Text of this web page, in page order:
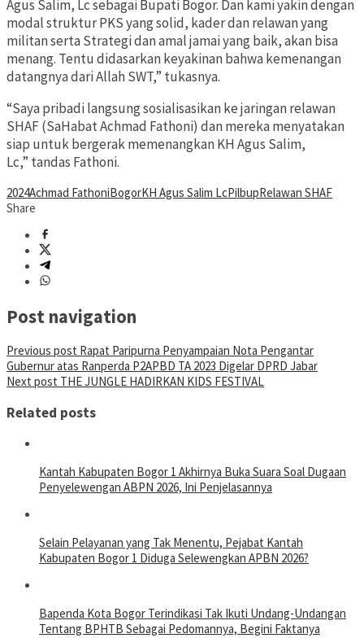
Agus Salim, Lc sebagai Bupati Bogor. Dan kami yakin dengan
modal struktur PKS yang solid, kader dan relawan yang
militan serta Strategi dan amal jamai yang baik, akan bisa
menang. Tentu didasarkan keyakinan bahwa kemenangan
datangnya dari Allah SWT,” tukasnya.
“Saya pribadi langsung sosialisasikan ke jaringan relawan
SHAF (SaHabat Achmad Fathoni) dan mereka menyatakan
siap untuk bergerak memenangkan KH Agus Salim,
Lc,” tandas Fathoni.
2024Achmad FathoniBogorKH Agus Salim LcPilbupRelawan SHAF
Share
Post navigation
Previous post Rapat Paripurna Penyampaian Nota Pengantar
Gubernur atas Ranperda P2APBD TA 2023 Digelar DPRD Jabar
Next post THE JUNGLE HADIRKAN KIDS FESTIVAL
Related posts
Kantah Kabupaten Bogor 1 Akhirnya Buka Suara Soal Dugaan
Penyelewengan ABPN 2026, Ini Penjelasannya
Selain Pelayanan yang Tak Menentu, Pejabat Kantah
Kabupaten Bogor 1 Diduga Selewengkan APBN 2026?
Bapenda Kota Bogor Terindikasi Tak Ikuti Undang-Undangan
Tentang BPHTB Sebagai Pedomannya, Begini Faktanya